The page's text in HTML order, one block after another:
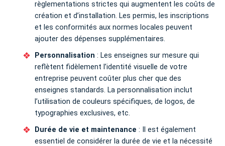
règlementations strictes qui augmentent les coûts de
création et d’installation. Les permis, les inscriptions
et les conformités aux normes locales peuvent
ajouter des dépenses supplémentaires.
Personnalisation : Les enseignes sur mesure qui
reflètent fidèlement l’identité visuelle de votre
entreprise peuvent coûter plus cher que des
enseignes standards. La personnalisation inclut
l’utilisation de couleurs spécifiques, de logos, de
typographies exclusives, etc.
Durée de vie et maintenance : Il est également
essentiel de considérer la durée de vie et la nécessité